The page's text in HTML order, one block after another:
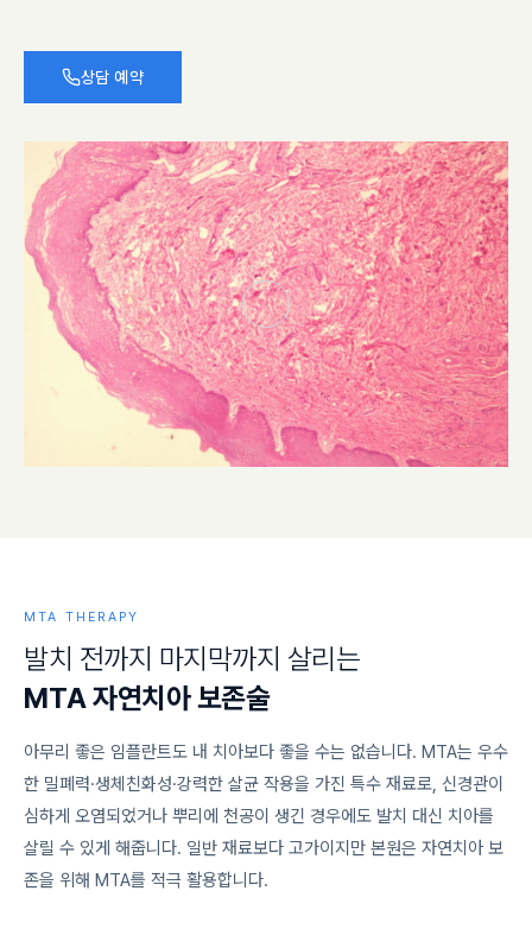
상담 예약
MTA THERAPY
발치 전까지 마지 막까지 살리는
MTA자연치 아보존술
아무리 좋은 임플란트도 내 치아보다 좋을 수는 없습니다. MTA는 우수
한 밀폐력·생체친화성·강력한 살균 작용을 가진 특수 재료로, 신경관이
심하게 오염되었거나 뿌리에 천공이 생긴 경우에도 발치 대신 치아를
살릴 수 있게 해줍니다. 일반 재료보다 고가이지만 본원은 자연치아 보
존을 위해 MTA를 적극 활용합니다.